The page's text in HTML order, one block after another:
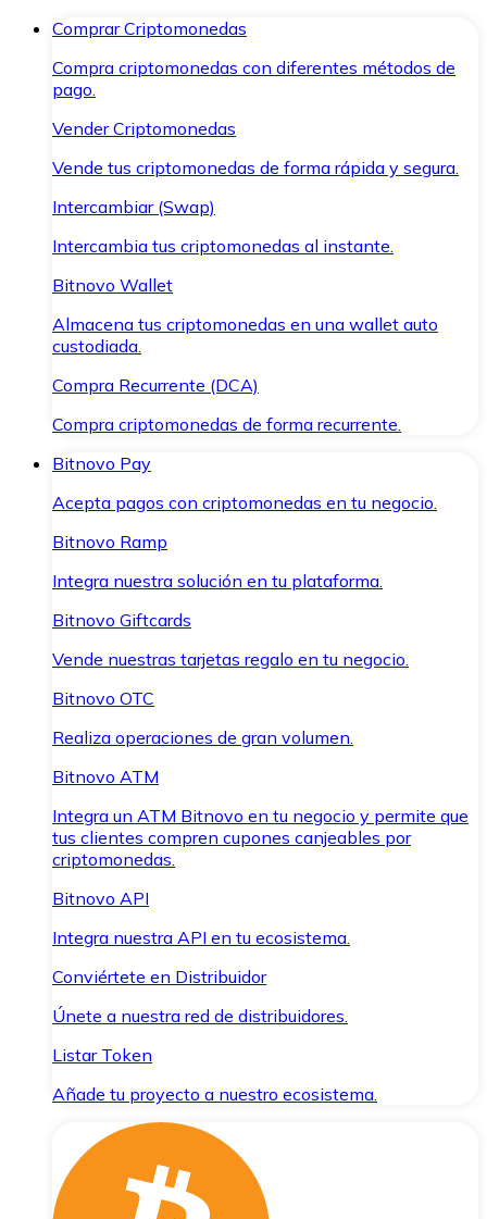
Comprar Criptomonedas
Compra criptomonedas con diferentes métodos de
pago.
Vender Criptomonedas
Vende tus criptomonedas de forma rápida y segura.
Intercambiar (Swap)
Intercambia tus criptomonedas al instante.
Bitnovo Wallet
Almacena tus criptomonedas en una wallet auto
custodiada.
Compra Recurrente (DCA)
Compra criptomonedas de forma recurrente.
Bitnovo Pay
Acepta pagos con criptomonedas en tu negocio.
Bitnovo Ramp
Integra nuestra solución en tu plataforma.
Bitnovo Giftcards
Vende nuestras tarjetas regalo en tu negocio.
Bitnovo OTC
Realiza operaciones de gran volumen.
Bitnovo ATM
Integra un ATM Bitnovo en tu negocio y permite que
tus clientes compren cupones canjeables por
criptomonedas.
Bitnovo API
Integra nuestra API en tu ecosistema.
Conviértete en Distribuidor
Únete a nuestra red de distribuidores.
Listar Token
Añade tu proyecto a nuestro ecosistema.